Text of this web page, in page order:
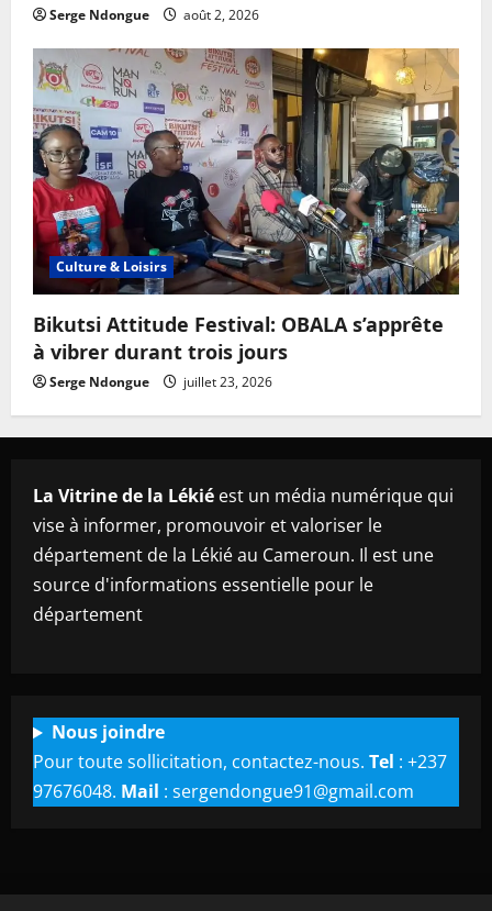
Serge Ndongue août 2, 2026
Culture & Loisirs
Bikutsi Attitude Festival: OBALA s’apprête
à vibrer durant trois jours
Serge Ndongue juillet 23, 2026
La Vitrine de la Lékié est un média numérique qui
vise à informer, promouvoir et valoriser le
département de la Lékié au Cameroun. Il est une
source d'informations essentielle pour le
département
Nous joindre
Pour toute sollicitation, contactez-nous. Tel : +237
97676048. Mail : sergendongue91@gmail.com